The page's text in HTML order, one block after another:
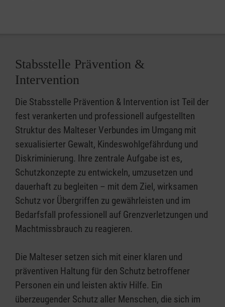
Stabsstelle Prävention &
Intervention
Die Stabsstelle Prävention & Intervention ist Teil der
fest verankerten und professionell aufgestellten
Struktur des Malteser Verbundes im Umgang mit
sexualisierter Gewalt, Kindeswohlgefährdung und
Diskriminierung. Ihre zentrale Aufgabe ist es,
Schutzkonzepte zu entwickeln, umzusetzen und
dauerhaft zu begleiten – mit dem Ziel, wirksamen
Schutz vor Übergriffen zu gewährleisten und im
Bedarfsfall professionell auf Grenzverletzungen und
Machtmissbrauch zu reagieren.
Die Malteser setzen sich mit einer klaren und
präventiven Haltung für den Schutz betroffener
Personen ein und leisten aktiv Hilfe. Ein
überzeugender Schutz aller Menschen, die sich im